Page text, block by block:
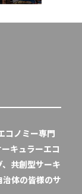
コノミー専門
キュラーエコ
共創型サーキ
体の皆様のサ